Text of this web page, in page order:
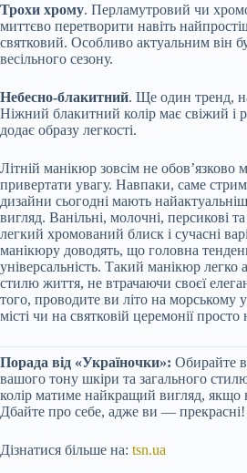
Трохи хрому. Перламутровий чи
миттєво перетворити навіть
святковий. Особливо актуальним він
весільного сезону.
Небесно-блакитний. Ще один тренд,
Ніжний блакитний колір має свіжий і
додає образу легкості.
Літній манікюр зовсім не
привертати увагу. Навпаки, саме
дизайни сьогодні мають
вигляд. Ванільні, молочні, персикові та
легкий хромований блиск і сучасні
манікюру доводять, що головна
універсальність. Такий манікюр легко
стилю життя, не втрачаючи своєї
того, проводите ви літо на морському
місті чи на святковій церемонії просто
Порада від «Україночки»: Обирайте
вашого тону шкіри та загального
колір матиме найкращий вигляд, якщо
Дбайте про себе, адже ви — прекрасні!
Дізнатися більше на: tsn.ua